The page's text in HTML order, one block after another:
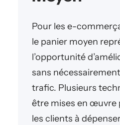
Pour les e-
le panier moyen
l’opportunité
sans
trafic. Plusieurs
être mises en œuvre
les clients à